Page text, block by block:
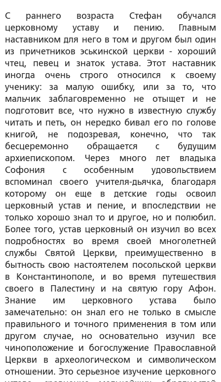
С раннего возраста Стефан обучался
церковному уставу и пению. Главным
наставником для него в том и другом был один
из причетников эськинской церкви - хороший
чтец, певец и знаток устава. Этот наставник
иногда очень строго относился к своему
ученику: за малую ошибку, или за то, что
мальчик заблаговременно не отыщет и не
подготовит все, что нужно в известную службу
читать и петь, он нередко бивал его по голове
книгой, не подозревая, конечно, что так
бесцеремонно обращается с будущим
архиепископом. Через много лет владыка
Софония с особенным удовольствием
вспоминал своего учителя-дьячка, благодаря
которому он еще в детские годы освоил
церковный устав и пение, и впоследствии не
только хорошо знал то и другое, но и полюбил.
Более того, устав церковный он изучил во всех
подробностях во время своей многолетней
службы Святой Церкви, преимущественно в
бытность свою настоятелем посольской церкви
в Константинополе, и во время путешествия
своего в Палестину и на святую гору Афон.
Знание им церковного устава было
замечательно: он знал его не только в смысле
правильного и точного применения в том или
другом случае, но основательно изучил все
чиноположение и богослужение Православной
Церкви в археологическом и символическом
отношении. Это серьезное изучение церковного